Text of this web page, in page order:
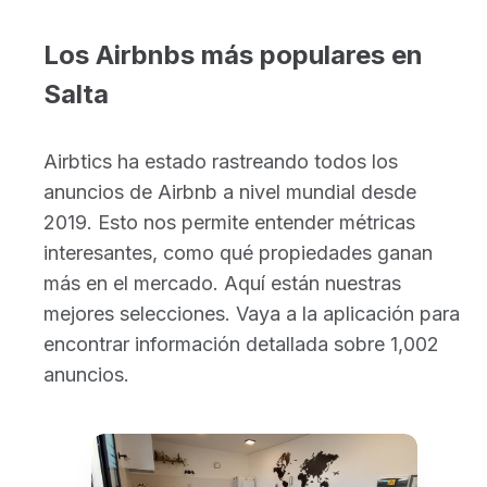
Los Airbnbs más populares en
Salta
Airbtics ha estado rastreando todos los
anuncios de Airbnb a nivel mundial desde
2019. Esto nos permite entender métricas
interesantes, como qué propiedades ganan
más en el mercado. Aquí están nuestras
mejores selecciones. Vaya a la aplicación para
encontrar información detallada sobre 1,002
anuncios.